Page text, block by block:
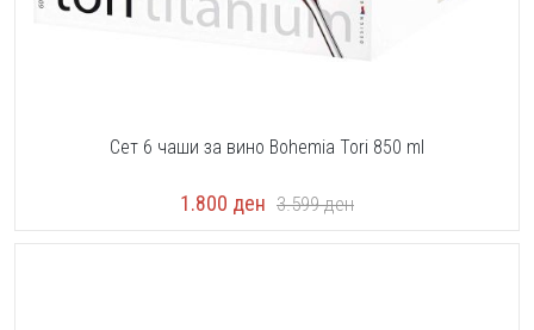
Сет 6 чаши за вино Bohemia Tori 850 ml
1.800 ден 3.599ден